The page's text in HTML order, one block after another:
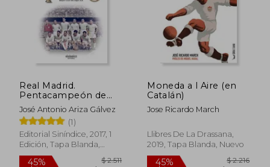
45%
dcto. $ 995
40%
dcto. $
Real Madrid.
Pentacampeón de
Europa: Reyes del
Viejo Continente.
1955-1958
José Antonio Ariza Gálvez
(1)
Editorial Siníndice, 2017, 1
Edición, Tapa Blanda,
Nuevo
Moneda a l Aire (en
Catalán)
Jose Ricardo March
Llibres De La Drassana,
2019, Tapa Blanda, Nuevo